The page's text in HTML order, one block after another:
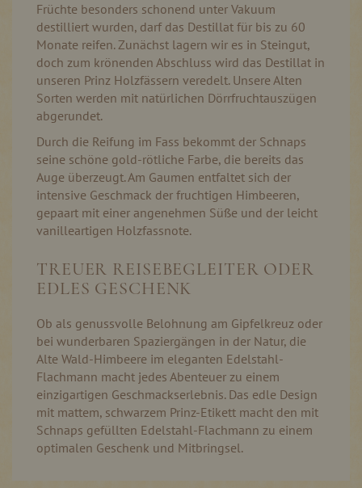
Früchte besonders schonend unter Vakuum
destilliert wurden, darf das Destillat für bis zu 60
Monate reifen. Zunächst lagern wir es in Steingut,
doch zum krönenden Abschluss wird das Destillat in
unseren Prinz Holzfässern veredelt. Unsere Alten
Sorten werden mit natürlichen Dörrfruchtauszügen
abgerundet.
Durch die Reifung im Fass bekommt der Schnaps
seine schöne gold-rötliche Farbe, die bereits das
Auge überzeugt. Am Gaumen entfaltet sich der
intensive Geschmack der fruchtigen Himbeeren,
gepaart mit einer angenehmen Süße und der leicht
vanilleartigen Holzfassnote.
TREUER REISEBEGLEITER ODER
EDLES GESCHENK
Ob als genussvolle Belohnung am Gipfelkreuz oder
bei wunderbaren Spaziergängen in der Natur, die
Alte Wald-Himbeere im eleganten Edelstahl-
Flachmann macht jedes Abenteuer zu einem
einzigartigen Geschmackserlebnis. Das edle Design
mit mattem, schwarzem Prinz-Etikett macht den mit
Schnaps gefüllten Edelstahl-Flachmann zu einem
optimalen Geschenk und Mitbringsel.